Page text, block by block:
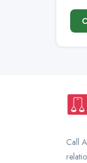
Call